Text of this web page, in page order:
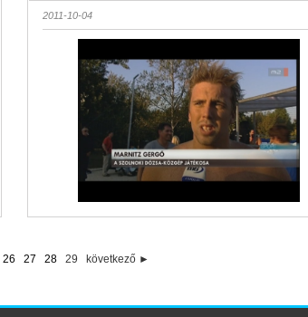
2011-10-04
26 27 28 29 következő ►